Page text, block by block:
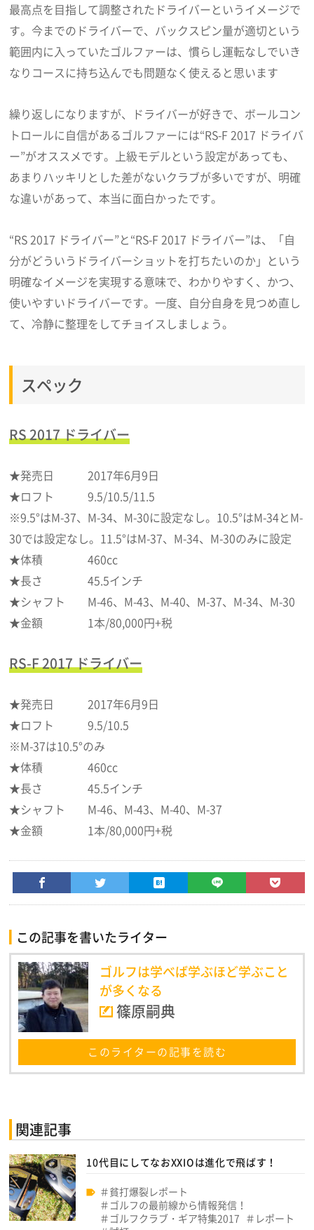
最高点を目指して調整されたドライバーというイメージで
す。今までのドライバーで、バックスピン量が適切という
範囲内に入っていたゴルファーは、慣らし運転なしでいき
なりコースに持ち込んでも問題なく使えると思います
繰り返しになりますが、ドライバーが好きで、ボールコン
トロールに自信があるゴルファーには“RS-F 2017 ドライバ
ー”がオススメです。上級モデルという設定があっても、
あまりハッキリとした差がないクラブが多いですが、明確
な違いがあって、本当に面白かったです。
“RS 2017 ドライバー”と“RS-F 2017 ドライバー”は、「自
分がどういうドライバーショットを打ちたいのか」という
明確なイメージを実現する意味で、わかりやすく、かつ、
使いやすいドライバーです。一度、自分自身を見つめ直し
て、冷静に整理をしてチョイスしましょう。
スペック
RS 2017 ドライバー
★発売日 2017年6月9日
★ロフト 9.5/10.5/11.5
※9.5°はM-37、M-34、M-30に設定なし。10.5°はM-34とM-
30では設定なし。11.5°はM-37、M-34、M-30のみに設定
★体積 460cc
★長さ 45.5インチ
★シャフト M-46、M-43、M-40、M-37、M-34、M-30
★金額 1本/80,000円+税
RS-F 2017 ドライバー
★発売日 2017年6月9日
★ロフト 9.5/10.5
※M-37は10.5°のみ
★体積 460cc
★長さ 45.5インチ
★シャフト M-46、M-43、M-40、M-37
★金額 1本/80,000円+税
この記事を書いたライター
ゴルフは学べば学ぶほど学ぶこと
が多くなる
篠原嗣典
このライターの記事を読む
関連記事
10代目にしてなおXXIOは進化で飛ばす！
貧打爆裂レポート
ゴルフの最前線から情報発信！
ゴルフクラブ・ギア特集2017
レポート